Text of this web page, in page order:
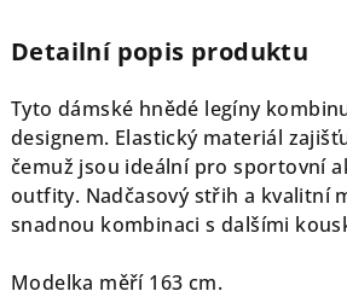
Detailní popis produktu
Tyto dámské hnědé legíny
designem. Elastický materiál
čemuž jsou ideální pro sportovní
outfity. Nadčasový střih a kvalitní
snadnou kombinaci s dalšími
Modelka měří 163 cm.